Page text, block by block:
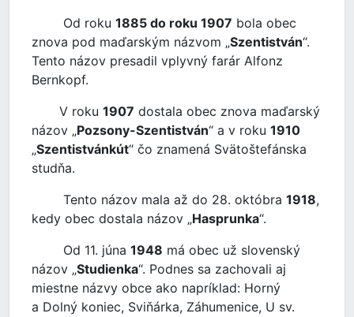
Od roku 1885 do roku 1907 bola obec
znova pod maďarským názvom „Szentistván“.
Tento názov presadil vplyvný farár Alfonz
Bernkopf.
V roku 1907 dostala obec znova maďarský
názov „Pozsony-Szentistván“ a v roku 1910
„Szentistvánkút“ čo znamená Svätoštefánska
studňa.
Tento názov mala až do 28. októbra 1918,
kedy obec dostala názov „Hasprunka“.
Od 11. júna 1948 má obec už slovenský
názov „Studienka“. Podnes sa zachovali aj
miestne názvy obce ako napríklad: Horný
a Dolný koniec, Sviňárka, Záhumenice, U sv.